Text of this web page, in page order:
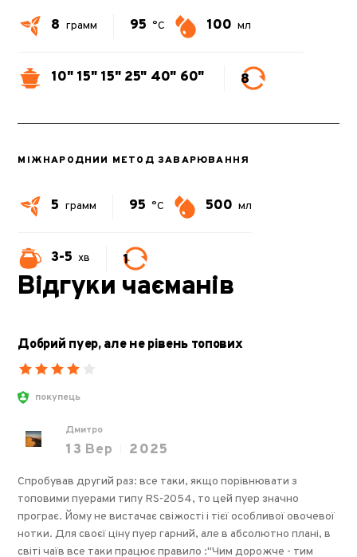
8 грамм 95 °C 100 мл
10" 15" 15" 25" 40" 60" 8
МІЖНАРОДНИЙ МЕТОД ЗАВАРЮВАННЯ
5 грамм 95 °C 500 мл
3-5 хв 1
Відгуки чаєманів
Добрий пуер, але не рівень топових
покупець
Дмитро
13 Вер 2025
Спробував другий раз: все таки, якщо порівнювати з
топовими пуерами типу RS-2054, то цей пуер значно
програє. Йому не вистачає свіжості і тієї особливої овочевої
нотки. Для своєї ціну пуер гарний, але в абсолютно плані, в
світі чаїв все таки працює правило :"Чим дорожче - тим